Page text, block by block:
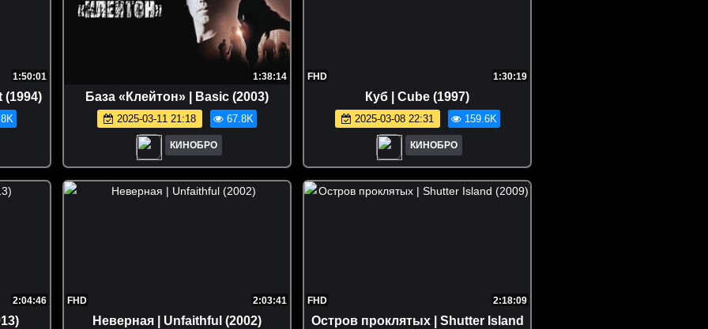
1:50:01
(1994)
1:38:14
База «Клейтон» | Basic (2003)
2025-03-11 21:18 67.8K
КИНОБРО
FHD 1:30:19
Куб | Cube (1997)
2025-03-08 22:31 159.6K
КИНОБРО
2:04:46 FHD 2:03:41
Неверная | Unfaithful (2002)
FHD 2:18:09
Остров проклятых | Shutter Island